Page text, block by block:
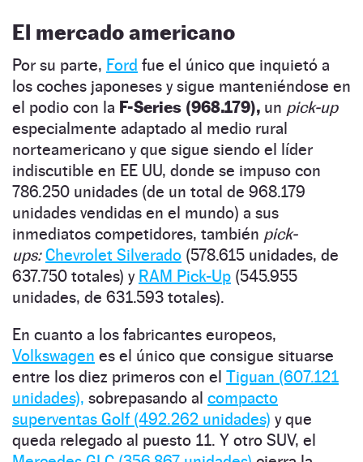
El mercado americano
Por su parte, Ford fue el único que inquietó a
los coches japoneses y sigue manteniéndose en
el podio con la F-Series (968.179), un pick-up
especialmente adaptado al medio rural
norteamericano y que sigue siendo el líder
indiscutible en EE UU, donde se impuso con
786.250 unidades (de un total de 968.179
unidades vendidas en el mundo) a sus
inmediatos competidores, también pick-
ups: Chevrolet Silverado (578.615 unidades, de
637.750 totales) y RAM Pick-Up (545.955
unidades, de 631.593 totales).
En cuanto a los fabricantes europeos,
Volkswagen es el único que consigue situarse
entre los diez primeros con el Tiguan (607.121
unidades), sobrepasando al compacto
superventas Golf (492.262 unidades) y que
queda relegado al puesto 11. Y otro SUV, el